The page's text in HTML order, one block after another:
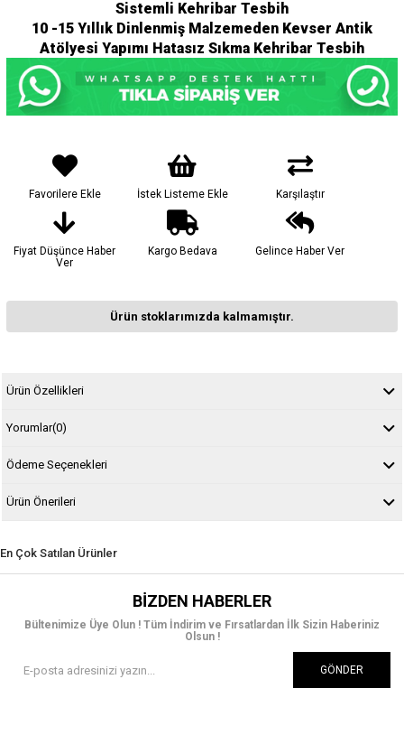
Sistemli Kehribar Tesbih
10 -15 Yıllık Dinlenmiş Malzemeden Kevser Antik
Atölyesi Yapımı Hatasız Sıkma Kehribar Tesbih
Favorilere Ekle İstek Listeme Ekle Karşılaştır
Fiyat Düşünce Haber
Ver
Kargo Bedava Gelince Haber Ver
Ürün stoklarımızda kalmamıştır.
Ürün Özellikleri
Yorumlar(0)
Ödeme Seçenekleri
Ürün Önerileri
En Çok Satılan Ürünler
BIZDEN HABERLER
Bültenimize Üye Olun ! Tüm İndirim ve Fırsatlardan İlk Sizin Haberiniz
Olsun !
GÖNDER